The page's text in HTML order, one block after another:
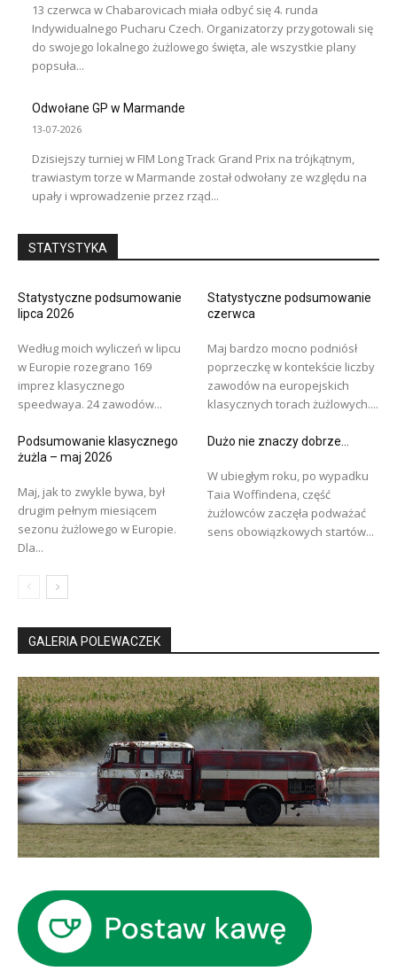
13 czerwca w Chabarovicach miała odbyć się 4. runda
Indywidualnego Pucharu Czech. Organizatorzy przygotowali się
do swojego lokalnego żużlowego święta, ale wszystkie plany
popsuła...
Odwołane GP w Marmande
13-07-2026
Dzisiejszy turniej w FIM Long Track Grand Prix na trójkątnym,
trawiastym torze w Marmande został odwołany ze względu na
upały i wprowadzenie przez rząd...
STATYSTYKA
Statystyczne podsumowanie
lipca 2026
Według moich wyliczeń w lipcu
w Europie rozegrano 169
imprez klasycznego
speedwaya. 24 zawodów...
Statystyczne podsumowanie
czerwca
Maj bardzo mocno podniósł
poprzeczkę w kontekście liczby
zawodów na europejskich
klasycznych torach żużlowych....
Podsumowanie klasycznego
żużla – maj 2026
Maj, jak to zwykle bywa, był
drugim pełnym miesiącem
sezonu żużlowego w Europie.
Dla...
Dużo nie znaczy dobrze…
W ubiegłym roku, po wypadku
Taia Woffindena, część
żużlowców zaczęła podważać
sens obowiązkowych startów...
GALERIA POLEWACZEK